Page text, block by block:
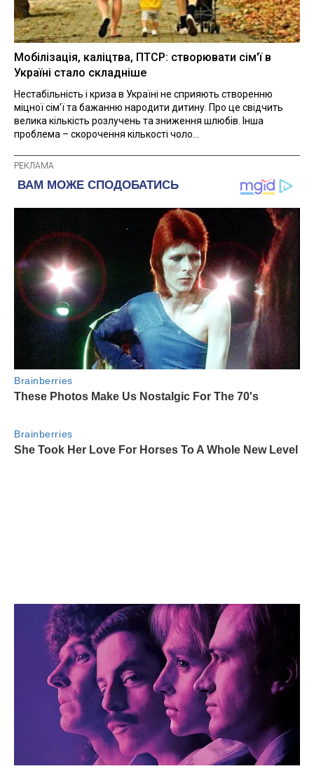
Мобілізація, каліцтва, ПТСР: створювати сім'ї в
Україні стало складніше
Нестабільність і криза в Україні не сприяють створенню
міцної сім'ї та бажанню народити дитину. Про це свідчить
велика кількість розлучень та зниження шлюбів. Інша
проблема – скорочення кількості чоло...